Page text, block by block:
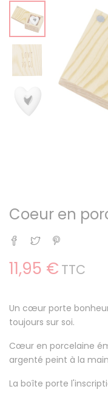
Coeur en
Partager
Tweet
11,95 € TTC
Un cœur porte
toujours sur soi.
Cœur en porcelaine
argenté peint à la
La boîte porte